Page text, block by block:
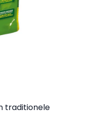
traditionele